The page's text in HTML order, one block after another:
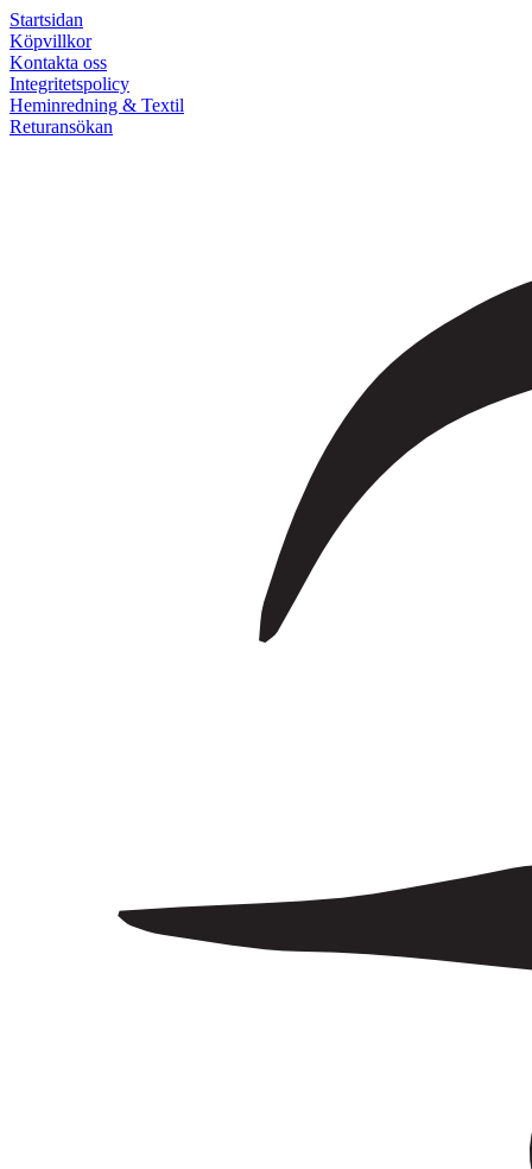
Startsidan
Köpvillkor
Kontakta oss
Integritetspolicy
Heminredning & Textil
Returansökan